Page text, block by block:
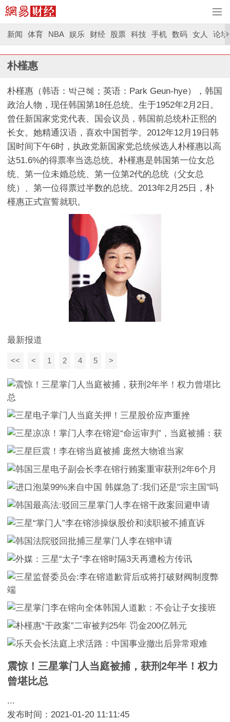
新闻 体育 NBA 娱乐 财经 股票 科技 手机 数码 女人 论坛
朴槿惠
朴槿惠（韩语：박근혜；英语：Park Geun-hye），韩国
政治人物，现任韩国第18任总统。生于1952年2月2日。
曾任新国家党党代表、国会议员，韩国前总统朴正熙的
长女。她精通汉语，喜欢中国哲学。2012年12月19日韩
国时间下午6时，执政党新国家党总统候选人朴槿惠以高
达51.6%的得票率当选总统。朴槿惠是韩国第一位女总
统、第一位未婚总统、第一位第2代的总统（父女总
统）、第一位得票过半数的总统。2013年2月25日，朴
槿惠正式宣誓就职。
最新报道
<< < 1 2 4 5 >
震惊！三星掌门人当庭被捕，获刑2年半！权力
曾堪比总
...
发布时间：2021-01-20 11:11:45